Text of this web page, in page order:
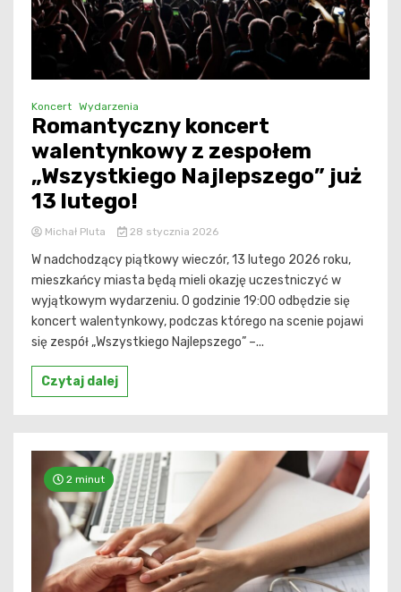
Koncert Wydarzenia
Romantyczny koncert
walentynkowy z zespołem
„Wszystkiego Najlepszego” już
13 lutego!
Michał Pluta 28 stycznia 2026
W nadchodzący piątkowy wieczór, 13 lutego 2026 roku,
mieszkańcy miasta będą mieli okazję uczestniczyć w
wyjątkowym wydarzeniu. O godzinie 19:00 odbędzie się
koncert walentynkowy, podczas którego na scenie pojawi
się zespół „Wszystkiego Najlepszego” –...
Czytaj dalej
2 minut